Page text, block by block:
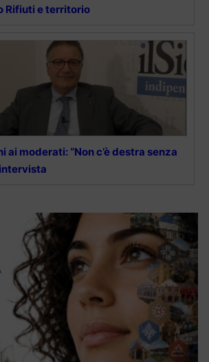
Rifiuti e territorio
ai moderati: “Non c’è destra senza